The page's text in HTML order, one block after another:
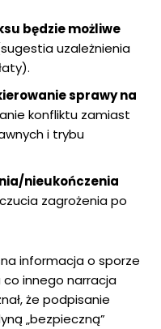
będzie możliwe
uzależnienia
sprawy na
konfliktu zamiast
i trybu
nieukończenia
zagrożenia po
informacja o sporze
co innego narracja
że podpisanie
„bezpieczną”